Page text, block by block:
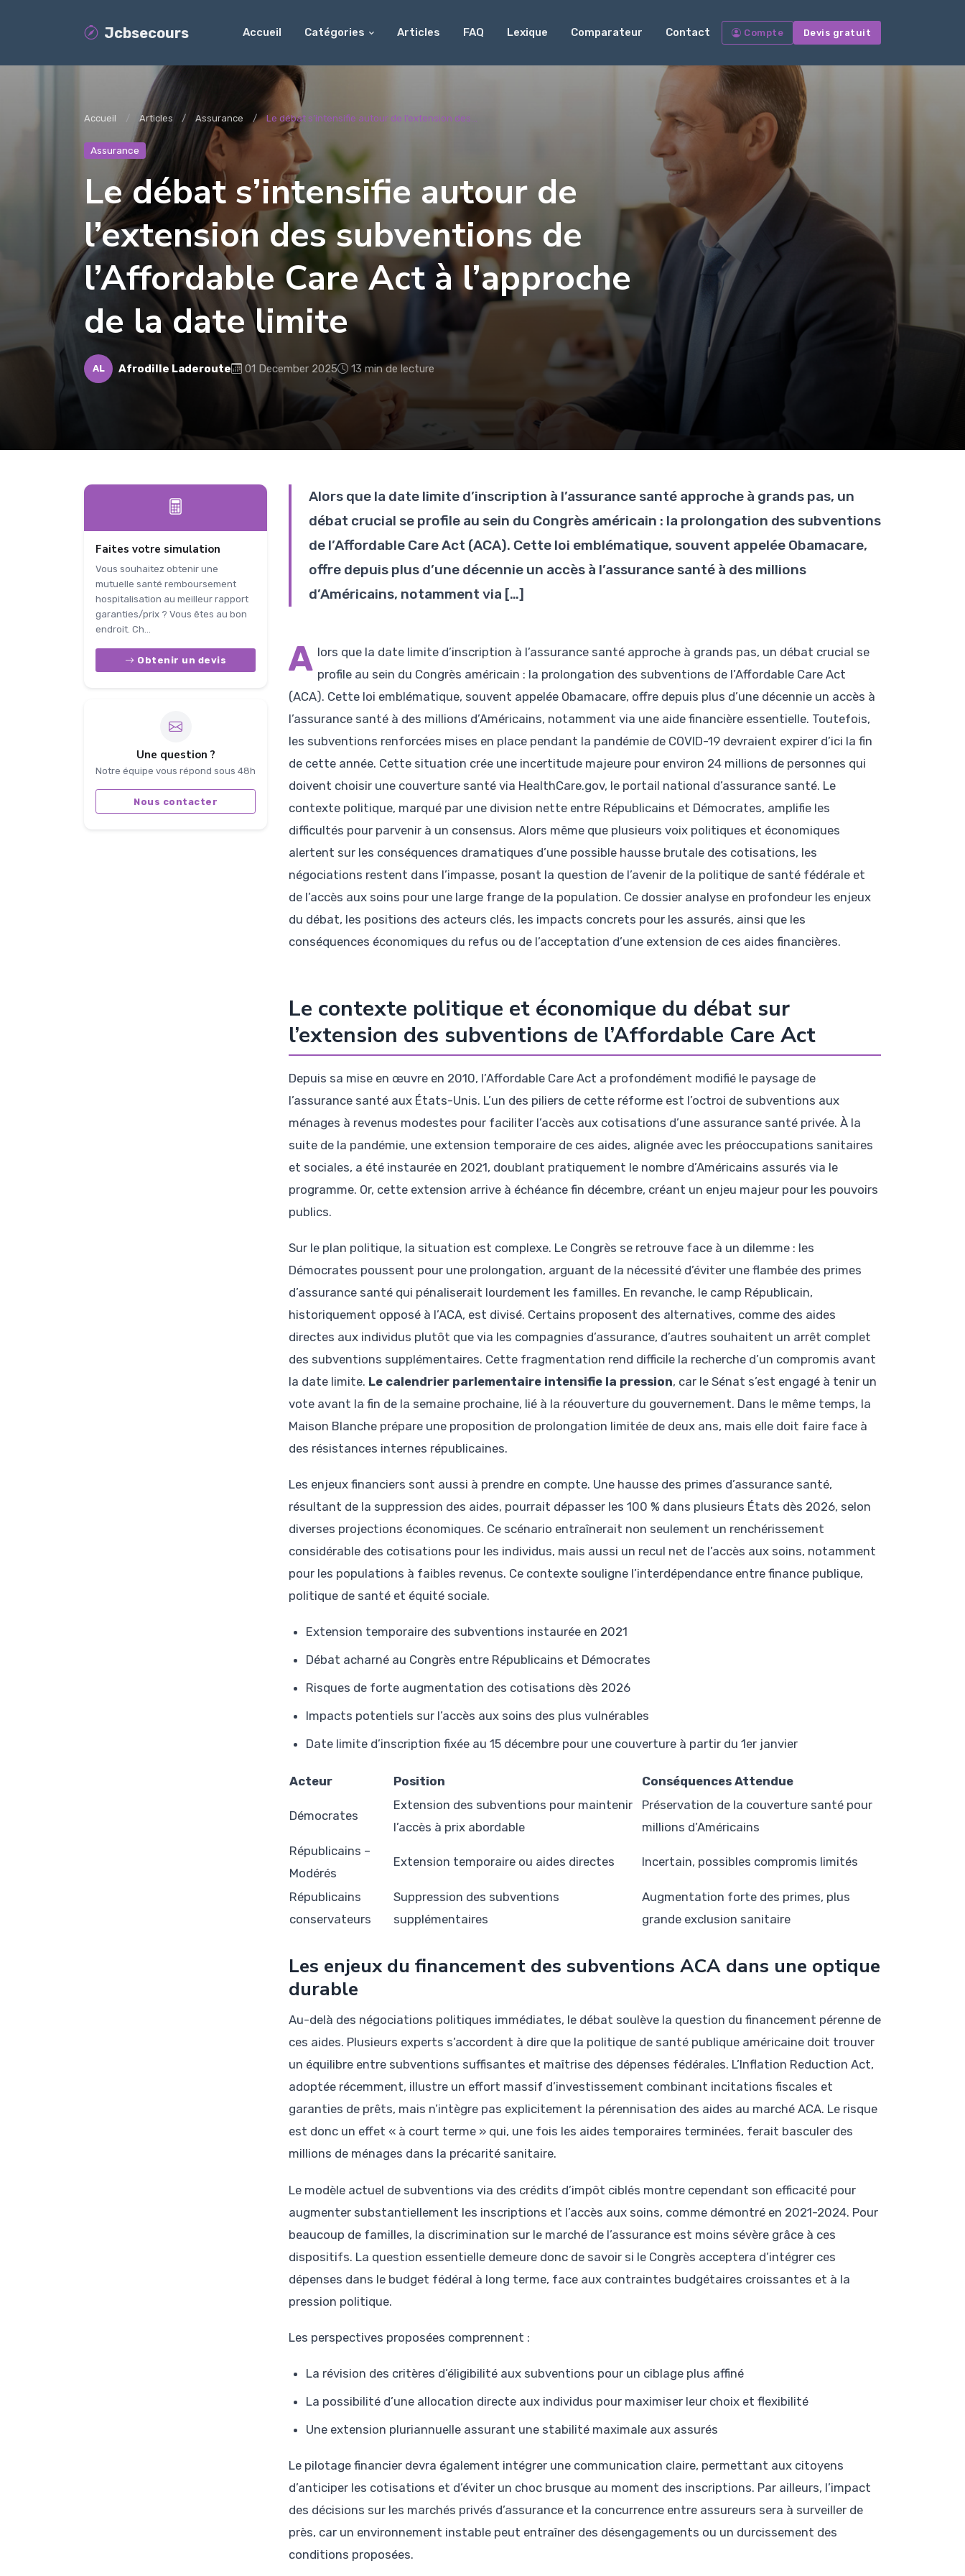
Jcbsecours Accueil Catégories Articles FAQ Lexique Comparateur Contact Compte Devis gratuit
Accueil Articles Assurance Le débat s’intensifie autour de l’extension des...
Assurance
Le débat s’intensifie autour de
l’extension des subventions de
l’Affordable Care Act à l’approche
de la date limite
AL Afrodille Laderoute 01 December 2025 13 min de lecture
Faites votre simulation
Vous souhaitez obtenir une
mutuelle santé remboursement
hospitalisation au meilleur rapport
garanties/prix ? Vous êtes au bon
endroit. Ch...
Obtenir un devis
Une question ?
Notre équipe vous répond sous 48h
Nous contacter
Alors que la date limite d’inscription à l’assurance santé approche à grands pas, un
débat crucial se profile au sein du Congrès américain : la prolongation des subventions
de l’Affordable Care Act (ACA). Cette loi emblématique, souvent appelée Obamacare,
offre depuis plus d’une décennie un accès à l’assurance santé à des millions
d’Américains, notamment via […]
A lors que la date limite d’inscription à l’assurance santé approche à grands pas, un débat crucial se
profile au sein du Congrès américain : la prolongation des subventions de l’Affordable Care Act
(ACA). Cette loi emblématique, souvent appelée Obamacare, offre depuis plus d’une décennie un accès à
l’assurance santé à des millions d’Américains, notamment via une aide financière essentielle. Toutefois,
les subventions renforcées mises en place pendant la pandémie de COVID-19 devraient expirer d’ici la fin
de cette année. Cette situation crée une incertitude majeure pour environ 24 millions de personnes qui
doivent choisir une couverture santé via HealthCare.gov, le portail national d’assurance santé. Le
contexte politique, marqué par une division nette entre Républicains et Démocrates, amplifie les
difficultés pour parvenir à un consensus. Alors même que plusieurs voix politiques et économiques
alertent sur les conséquences dramatiques d’une possible hausse brutale des cotisations, les
négociations restent dans l’impasse, posant la question de l’avenir de la politique de santé fédérale et
de l’accès aux soins pour une large frange de la population. Ce dossier analyse en profondeur les enjeux
du débat, les positions des acteurs clés, les impacts concrets pour les assurés, ainsi que les
conséquences économiques du refus ou de l’acceptation d’une extension de ces aides financières.
Le contexte politique et économique du débat sur
l’extension des subventions de l’Affordable Care Act
Depuis sa mise en œuvre en 2010, l’Affordable Care Act a profondément modifié le paysage de
l’assurance santé aux États-Unis. L’un des piliers de cette réforme est l’octroi de subventions aux
ménages à revenus modestes pour faciliter l’accès aux cotisations d’une assurance santé privée. À la
suite de la pandémie, une extension temporaire de ces aides, alignée avec les préoccupations sanitaires
et sociales, a été instaurée en 2021, doublant pratiquement le nombre d’Américains assurés via le
programme. Or, cette extension arrive à échéance fin décembre, créant un enjeu majeur pour les pouvoirs
publics.
Sur le plan politique, la situation est complexe. Le Congrès se retrouve face à un dilemme : les
Démocrates poussent pour une prolongation, arguant de la nécessité d’éviter une flambée des primes
d’assurance santé qui pénaliserait lourdement les familles. En revanche, le camp Républicain,
historiquement opposé à l’ACA, est divisé. Certains proposent des alternatives, comme des aides
directes aux individus plutôt que via les compagnies d’assurance, d’autres souhaitent un arrêt complet
des subventions supplémentaires. Cette fragmentation rend difficile la recherche d’un compromis avant
la date limite. Le calendrier parlementaire intensifie la pression, car le Sénat s’est engagé à tenir un
vote avant la fin de la semaine prochaine, lié à la réouverture du gouvernement. Dans le même temps, la
Maison Blanche prépare une proposition de prolongation limitée de deux ans, mais elle doit faire face à
des résistances internes républicaines.
Les enjeux financiers sont aussi à prendre en compte. Une hausse des primes d’assurance santé,
résultant de la suppression des aides, pourrait dépasser les 100 % dans plusieurs États dès 2026, selon
diverses projections économiques. Ce scénario entraînerait non seulement un renchérissement
considérable des cotisations pour les individus, mais aussi un recul net de l’accès aux soins, notamment
pour les populations à faibles revenus. Ce contexte souligne l’interdépendance entre finance publique,
politique de santé et équité sociale.
Extension temporaire des subventions instaurée en 2021
Débat acharné au Congrès entre Républicains et Démocrates
Risques de forte augmentation des cotisations dès 2026
Impacts potentiels sur l’accès aux soins des plus vulnérables
Date limite d’inscription fixée au 15 décembre pour une couverture à partir du 1er janvier
Acteur Position Conséquences Attendue
Démocrates
Extension des subventions pour maintenir
l’accès à prix abordable
Préservation de la couverture santé pour
millions d’Américains
Républicains –
Modérés
Extension temporaire ou aides directes Incertain, possibles compromis limités
Républicains
conservateurs
Suppression des subventions
supplémentaires
Augmentation forte des primes, plus
grande exclusion sanitaire
Les enjeux du financement des subventions ACA dans une optique
durable
Au-delà des négociations politiques immédiates, le débat soulève la question du financement pérenne de
ces aides. Plusieurs experts s’accordent à dire que la politique de santé publique américaine doit trouver
un équilibre entre subventions suffisantes et maîtrise des dépenses fédérales. L’Inflation Reduction Act,
adoptée récemment, illustre un effort massif d’investissement combinant incitations fiscales et
garanties de prêts, mais n’intègre pas explicitement la pérennisation des aides au marché ACA. Le risque
est donc un effet « à court terme » qui, une fois les aides temporaires terminées, ferait basculer des
millions de ménages dans la précarité sanitaire.
Le modèle actuel de subventions via des crédits d’impôt ciblés montre cependant son efficacité pour
augmenter substantiellement les inscriptions et l’accès aux soins, comme démontré en 2021-2024. Pour
beaucoup de familles, la discrimination sur le marché de l’assurance est moins sévère grâce à ces
dispositifs. La question essentielle demeure donc de savoir si le Congrès acceptera d’intégrer ces
dépenses dans le budget fédéral à long terme, face aux contraintes budgétaires croissantes et à la
pression politique.
Les perspectives proposées comprennent :
La révision des critères d’éligibilité aux subventions pour un ciblage plus affiné
La possibilité d’une allocation directe aux individus pour maximiser leur choix et flexibilité
Une extension pluriannuelle assurant une stabilité maximale aux assurés
Le pilotage financier devra également intégrer une communication claire, permettant aux citoyens
d’anticiper les cotisations et d’éviter un choc brusque au moment des inscriptions. Par ailleurs, l’impact
des décisions sur les marchés privés d’assurance et la concurrence entre assureurs sera à surveiller de
près, car un environnement instable peut entraîner des désengagements ou un durcissement des
conditions proposées.